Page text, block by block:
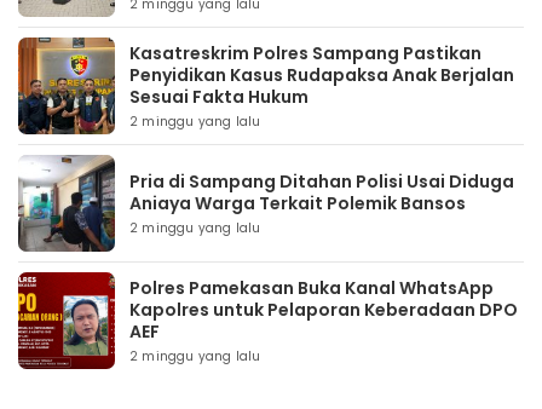
2 minggu yang lalu
Kasatreskrim Polres Sampang Pastikan
Penyidikan Kasus Rudapaksa Anak Berjalan
Sesuai Fakta Hukum
2 minggu yang lalu
Pria di Sampang Ditahan Polisi Usai Diduga
Aniaya Warga Terkait Polemik Bansos
2 minggu yang lalu
Polres Pamekasan Buka Kanal WhatsApp
Kapolres untuk Pelaporan Keberadaan DPO
AEF
2 minggu yang lalu